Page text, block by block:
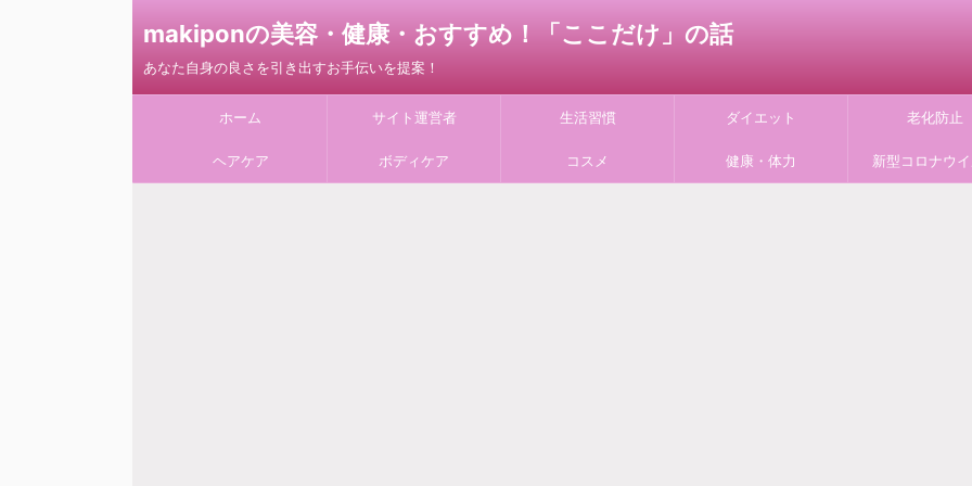
makiponの美容・健康・おすすめ！「ここだけ」の話
あなた自身の良さを引き出すお手伝いを提案！
ホーム サイト運営者 生活習慣 ダイエット 老化防止
ヘアケア ボディケア コスメ 健康・体力 新型コロナウ